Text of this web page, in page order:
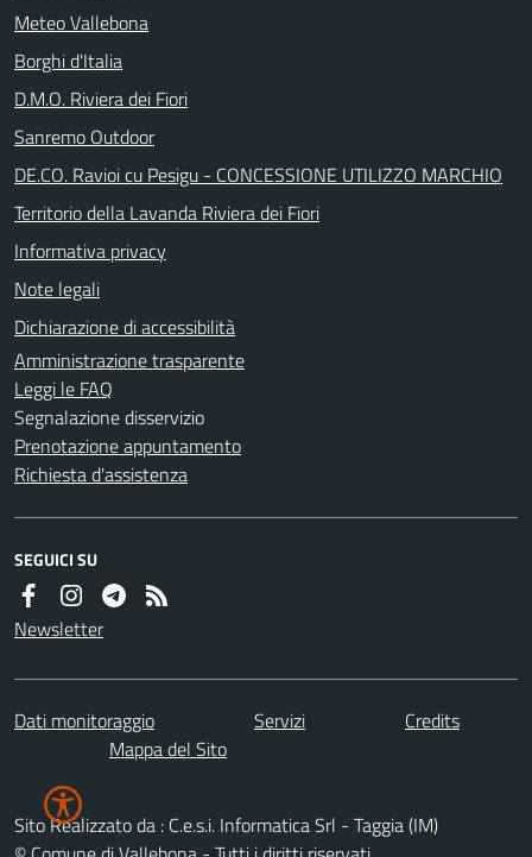
Meteo Vallebona
Borghi d'Italia
D.M.O. Riviera dei Fiori
Sanremo Outdoor
DE.CO. Ravioi cu Pesigu - CONCESSIONE UTILIZZO MARCHIO
Territorio della Lavanda Riviera dei Fiori
Informativa privacy
Note legali
Dichiarazione di accessibilità
Amministrazione trasparente
Leggi le FAQ
Segnalazione disservizio
Prenotazione appuntamento
Richiesta d'assistenza
SEGUICI SU
Newsletter
Dati monitoraggio Servizi
Credits
Mappa del Sito
Sito Realizzato da : C.e.s.i. Informatica Srl - Taggia (IM)